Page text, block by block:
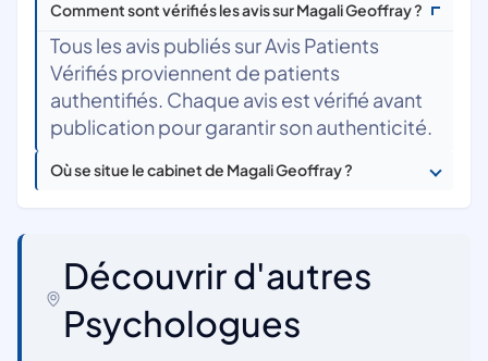
Comment sont vérifiés les avis sur Magali Geoffray ?
Tous les avis publiés sur Avis Patients
Vérifiés proviennent de patients
authentifiés. Chaque avis est vérifié avant
publication pour garantir son authenticité.
Où se situe le cabinet de Magali Geoffray ?
Découvrir d'autres
Psychologues